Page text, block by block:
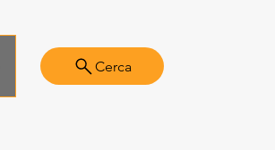
Cerca